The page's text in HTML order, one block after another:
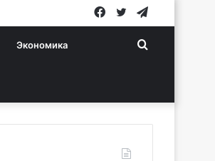
Twitter
Facebook
Экономика Search